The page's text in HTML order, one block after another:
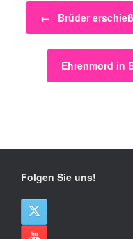
Beitragsnavigation
← Brüder
Ehrenmord in
Folgen Sie uns!